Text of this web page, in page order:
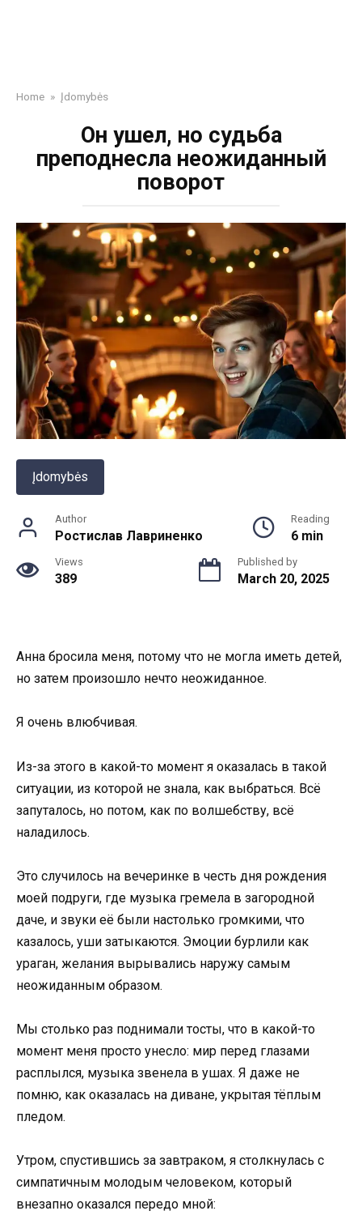
Home » Įdomybės
Он ушел, но судьба
преподнесла неожиданный
поворот
Įdomybės
Author
Ростислав Лавриненко
Reading
6 min
Views
389
Published by
March 20, 2025
Анна бросила меня, потому что не могла иметь детей,
но затем произошло нечто неожиданное.
Я очень влюбчивая.
Из-за этого в какой-то момент я оказалась в такой
ситуации, из которой не знала, как выбраться. Всё
запуталось, но потом, как по волшебству, всё
наладилось.
Это случилось на вечеринке в честь дня рождения
моей подруги, где музыка гремела в загородной
даче, и звуки её были настолько громкими, что
казалось, уши затыкаются. Эмоции бурлили как
ураган, желания вырывались наружу самым
неожиданным образом.
Мы столько раз поднимали тосты, что в какой-то
момент меня просто унесло: мир перед глазами
расплылся, музыка звенела в ушах. Я даже не
помню, как оказалась на диване, укрытая тёплым
пледом.
Утром, спустившись за завтраком, я столкнулась с
симпатичным молодым человеком, который
внезапно оказался передо мной: